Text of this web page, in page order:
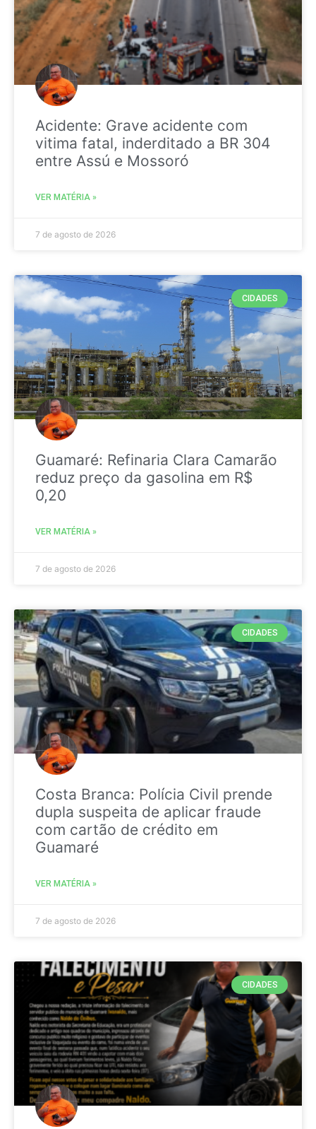
Acidente: Grave acidente com
vitima fatal, inderditado a BR 304
entre Assú e Mossoró
VER MATÉRIA »
7 de agosto de 2026
CIDADES
Guamaré: Refinaria Clara Camarão
reduz preço da gasolina em R$
0,20
VER MATÉRIA »
7 de agosto de 2026
CIDADES
Costa Branca: Polícia Civil prende
dupla suspeita de aplicar fraude
com cartão de crédito em
Guamaré
VER MATÉRIA »
7 de agosto de 2026
CIDADES